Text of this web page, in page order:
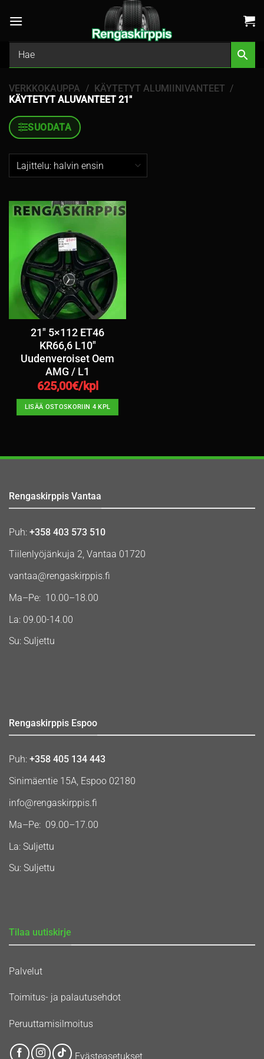
VERKKOKAUPPA / KÄYTETYT ALUMIINIVANTEET /
KÄYTETYT ALUVANTEET 21″
SUODATA
21″ 5×112 ET46
KR66,6 L10″
Uudenveroiset Oem
AMG / L1
625,00€/kpl
LISÄÄ OSTOSKORIIN 4 KPL
Rengaskirppis Vantaa
Puh: +358 403 573 510
Tiilenlyöjänkuja 2, Vantaa 01720
vantaa@rengaskirppis.fi
Ma–Pe: 10.00–18.00
La: 09.00-14.00
Su: Suljettu
Rengaskirppis Espoo
Puh: +358 405 134 443
Sinimäentie 15A, Espoo 02180
info@rengaskirppis.fi
Ma–Pe: 09.00–17.00
La: Suljettu
Su: Suljettu
Tilaa uutiskirje
Palvelut
Toimitus- ja palautusehdot
Peruuttamisilmoitus
Evästeasetukset